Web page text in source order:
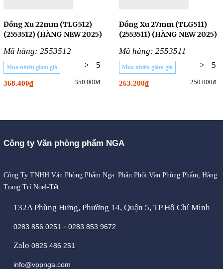
Đồng Xu 22mm (TLG512)
(2553512) (HÀNG NEW 2025)
Mã hàng: 2553512
>= 5
Mua nhiều giảm giá
368.400₫ 350.000₫
Đồng Xu 27mm (TLG511)
(2553511) (HÀNG NEW 2025)
Mã hàng: 2553511
>= 5
Mua nhiều giảm giá
263.200₫ 250.000₫
Công ty Văn phòng phẩm NGA
Công Ty TNHH Văn Phòng Phẩm Nga. Phân Phối Văn Phòng Phẩm, Hàng
Trang Trí Noel-Tết.
132A Phùng Hưng, Phường 14, Quận 5, TP Hồ Chí Minh
0283 856 0251 - 0283 853 9672
Zalo 0825 486 251
info@vppnga.com